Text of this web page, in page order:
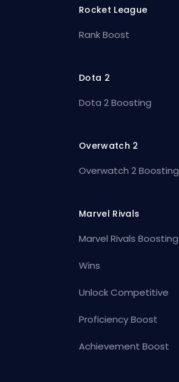
Rocket League
Rank Boost
Dota 2
Dota 2 Boosting
Overwatch 2
Overwatch 2 Boosting
Marvel Rivals
Marvel Rivals Boosting
Wins
Unlock Competitive
Proficiency Boost
Achievement Boost